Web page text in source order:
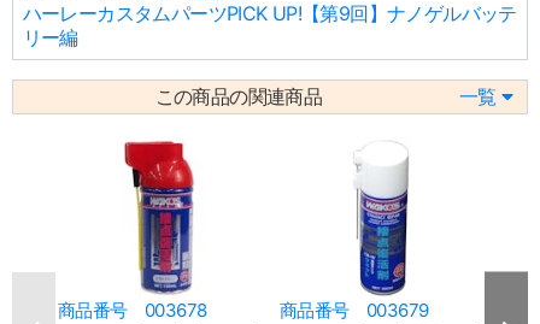
ハーレーカスタムパーツPICK UP!【第9回】ナノゲルバッテ
リー編
この商品の関連商品 一覧
商品番号 003678 商品番号 003679